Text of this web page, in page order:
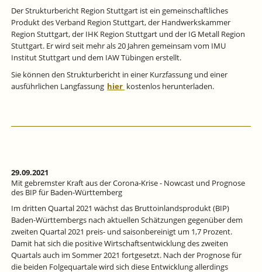
Der Strukturbericht Region Stuttgart ist ein gemeinschaftliches
Produkt des Verband Region Stuttgart, der Handwerkskammer
Region Stuttgart, der IHK Region Stuttgart und der IG Metall Region
Stuttgart. Er wird seit mehr als 20 Jahren gemeinsam vom IMU
Institut Stuttgart und dem IAW Tübingen erstellt.
Sie können den Strukturbericht in einer Kurzfassung und einer
ausführlichen Langfassung hier kostenlos herunterladen.
29.09.2021
Mit gebremster Kraft aus der Corona-Krise - Nowcast und Prognose
des BIP für Baden-Württemberg
Im dritten Quartal 2021 wächst das Bruttoinlandsprodukt (BIP)
Baden-Württembergs nach aktuellen Schätzungen gegenüber dem
zweiten Quartal 2021 preis- und saisonbereinigt um 1,7 Prozent.
Damit hat sich die positive Wirtschaftsentwicklung des zweiten
Quartals auch im Sommer 2021 fortgesetzt. Nach der Prognose für
die beiden Folgequartale wird sich diese Entwicklung allerdings